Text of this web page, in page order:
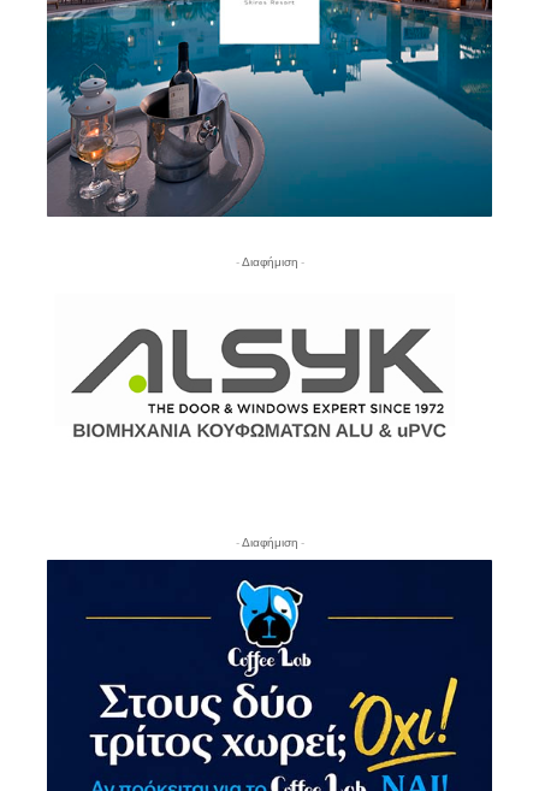
- Διαφήμιση -
- Διαφήμιση -